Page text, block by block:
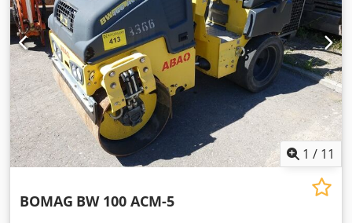
1 / 11
BOMAG BW 100 ACM-5